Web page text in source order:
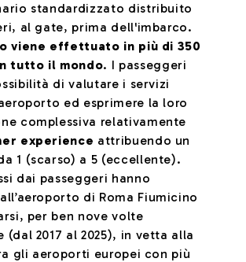
standardizzato distribuito
al gate, prima dell'imbarco.
viene effettuato in più di 350
tutto il mondo. I passeggeri
di valutare i servizi
ed esprimere la loro
complessiva relativamente
experience attribuendo un
1 (scarso) a 5 (eccellente).
dai passeggeri hanno
di Roma Fiumicino
per ben nove volte
(dal 2017 al 2025), in vetta alla
gli aeroporti europei con più